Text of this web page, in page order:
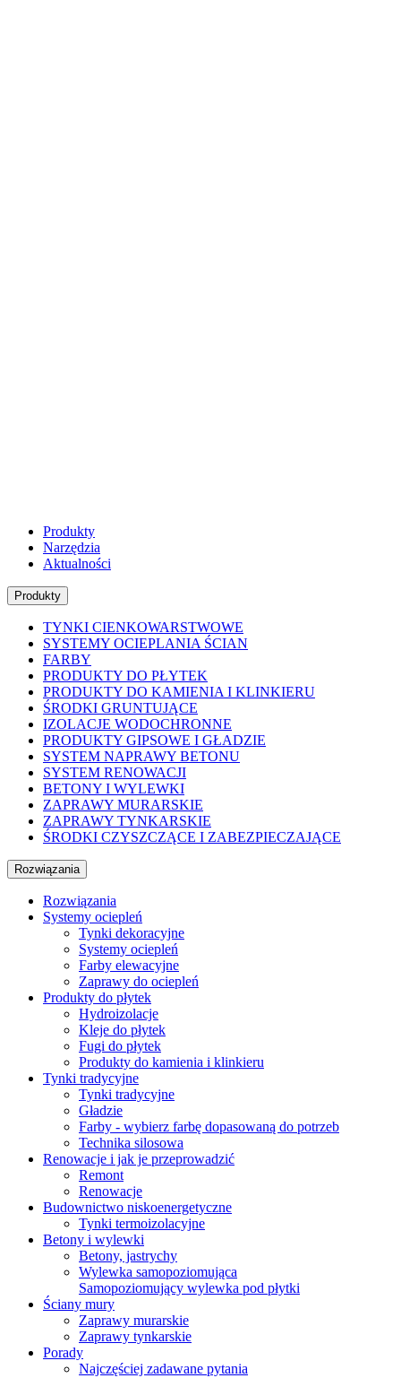
Produkty
Narzędzia
Aktualności
Produkty
TYNKI CIENKOWARSTWOWE
SYSTEMY OCIEPLANIA ŚCIAN
FARBY
PRODUKTY DO PŁYTEK
PRODUKTY DO KAMIENIA I KLINKIERU
ŚRODKI GRUNTUJĄCE
IZOLACJE WODOCHRONNE
PRODUKTY GIPSOWE I GŁADZIE
SYSTEM NAPRAWY BETONU
SYSTEM RENOWACJI
BETONY I WYLEWKI
ZAPRAWY MURARSKIE
ZAPRAWY TYNKARSKIE
ŚRODKI CZYSZCZĄCE I ZABEZPIECZAJĄCE
Rozwiązania
Rozwiązania
Systemy ociepleń
Tynki dekoracyjne
Systemy ociepleń
Farby elewacyjne
Zaprawy do ociepleń
Produkty do płytek
Hydroizolacje
Kleje do płytek
Fugi do płytek
Produkty do kamienia i klinkieru
Tynki tradycyjne
Tynki tradycyjne
Gładzie
Farby - wybierz farbę dopasowaną do potrzeb
Technika silosowa
Renowacje i jak je przeprowadzić
Remont
Renowacje
Budownictwo niskoenergetyczne
Tynki termoizolacyjne
Betony i wylewki
Betony, jastrychy
Wylewka samopoziomująca
Samopoziomujący wylewka pod płytki
Ściany mury
Zaprawy murarskie
Zaprawy tynkarskie
Porady
Najczęściej zadawane pytania